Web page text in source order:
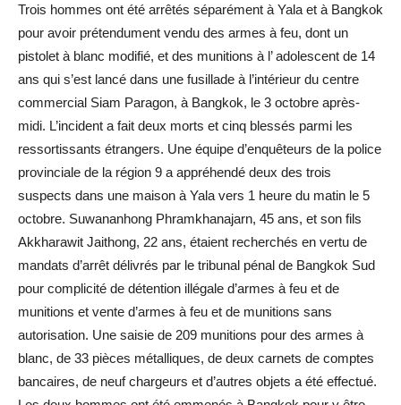
Trois hommes ont été arrêtés séparément à Yala et à Bangkok
pour avoir prétendument vendu des armes à feu, dont un
pistolet à blanc modifié, et des munitions à l’ adolescent de 14
ans qui s’est lancé dans une fusillade à l’intérieur du centre
commercial Siam Paragon, à Bangkok, le 3 octobre après-
midi. L’incident a fait deux morts et cinq blessés parmi les
ressortissants étrangers. Une équipe d’enquêteurs de la police
provinciale de la région 9 a appréhendé deux des trois
suspects dans une maison à Yala vers 1 heure du matin le 5
octobre. Suwananhong Phramkhanajarn, 45 ans, et son fils
Akkharawit Jaithong, 22 ans, étaient recherchés en vertu de
mandats d’arrêt délivrés par le tribunal pénal de Bangkok Sud
pour complicité de détention illégale d’armes à feu et de
munitions et vente d’armes à feu et de munitions sans
autorisation. Une saisie de 209 munitions pour des armes à
blanc, de 33 pièces métalliques, de deux carnets de comptes
bancaires, de neuf chargeurs et d’autres objets a été effectué.